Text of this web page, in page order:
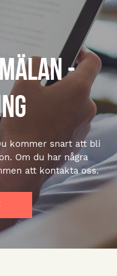
-
kommer snart att bli
Om du har några
att kontakta oss.